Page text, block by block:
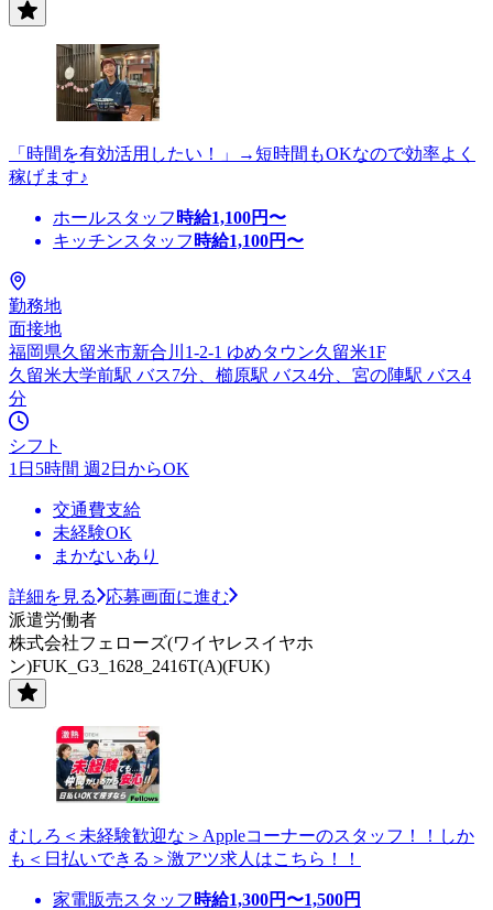
「時間を有効活用したい！」→短時間もOKなので効率よく
稼げます♪
ホールスタッフ 時給1,100円〜
キッチンスタッフ 時給1,100円〜
勤務地
面接地
福岡県久留米市新合川1-2-1 ゆめタウン久留米1F
久留米大学前駅 バス7分、櫛原駅 バス4分、宮の陣駅 バス4
分
シフト
1日5時間 週2日からOK
交通費支給
未経験OK
まかないあり
詳細を見る
応募画面に進む
派遣労働者
株式会社フェローズ(ワイヤレスイヤホ
ン)FUK_G3_1628_2416T(A)(FUK)
むしろ＜未経験歓迎な＞Appleコーナーのスタッフ！！しか
も＜日払いできる＞激アツ求人はこちら！！
家電販売スタッフ 時給1,300円〜1,500円